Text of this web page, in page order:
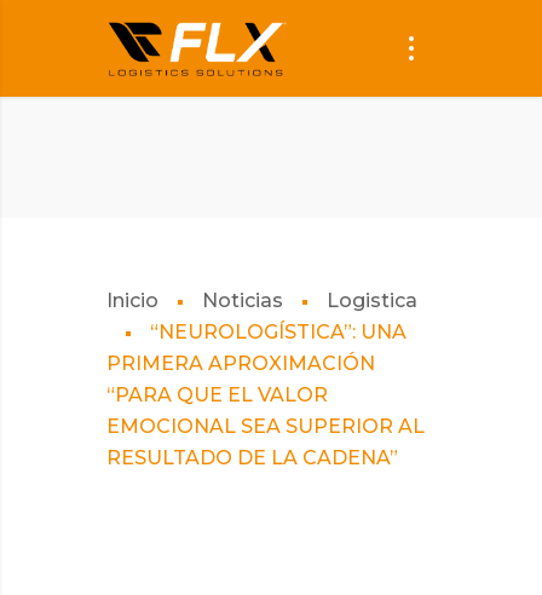
Inicio Noticias
Logistica
“NEUROLOGÍSTICA”: UNA
PRIMERA APROXIMACIÓN
“PARA QUE EL VALOR
EMOCIONAL SEA SUPERIOR AL
RESULTADO DE LA CADENA”